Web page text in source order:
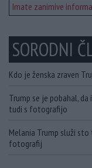
Imate zanimive
SORODNI
Kdo je ženska zraven
Trump se je pobahal,
tudi s fotografijo
Melania Trump služi
fotografij